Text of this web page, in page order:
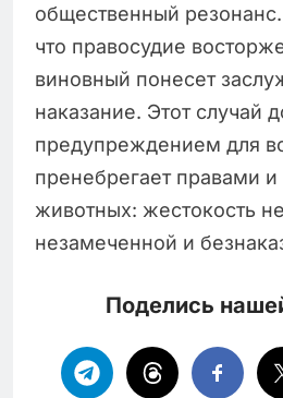
общественный
что правосудие
виновный понесет
наказание. Этот случай
предупреждением для
пренебрегает правами
животных: жестокость
незамеченной и
Поделись